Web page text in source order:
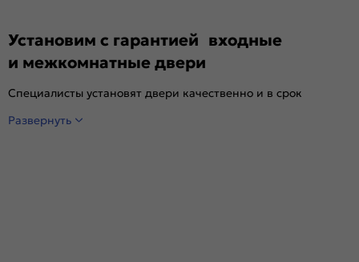
Установим с гарантией входные
и межкомнатные двери
Специалисты установят двери качественно и в срок
Развернуть